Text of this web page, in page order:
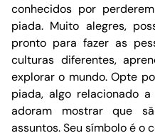
conhecidos por
piada. Muito alegres,
pronto para fazer as
culturas diferentes,
explorar o mundo. Opte
piada, algo relacionado
adoram mostrar que
assuntos. Seu símbolo é o